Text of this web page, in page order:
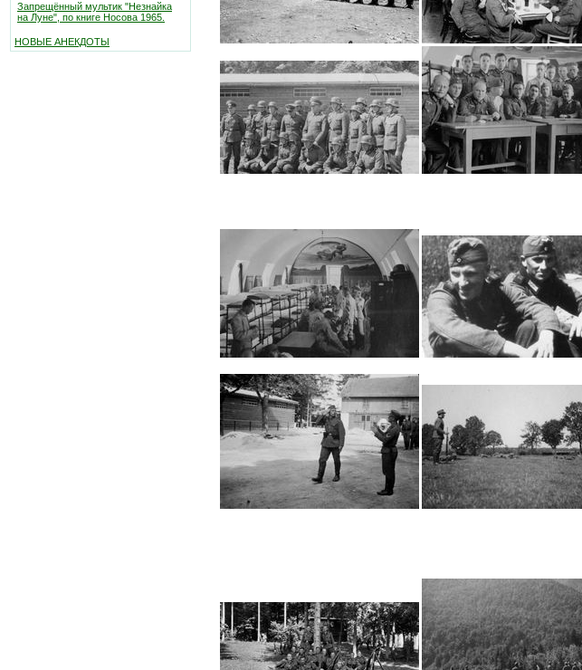
Запрещённый мультик "Незнайка
на Луне", по книге Носова 1965.
НОВЫЕ АНЕКДОТЫ